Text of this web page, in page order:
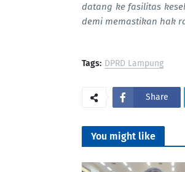
datang ke fasilitas
demi memastikan hak
Tags: DPRD Lampung
Share
You might like